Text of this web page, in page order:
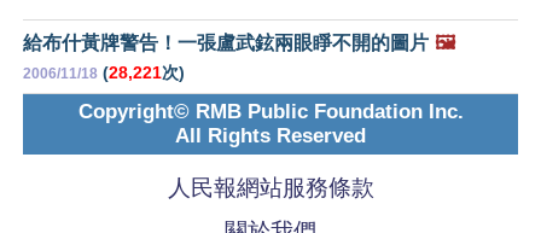
給布什黃牌警告！一張盧武鉉兩眼睜不開的圖片 🖼️
2006/11/18 (28,221次)
Copyright© RMB Public Foundation Inc.
All Rights Reserved
人民報網站服務條款